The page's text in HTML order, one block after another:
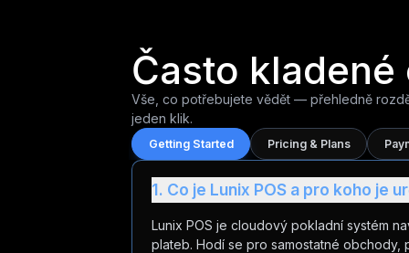
Více Poboček
Dostupné Pobočky
Limit Uživatelů
Terminál Osobně
Komentáře v Časové Ose
Často
Vše, co potřebujete vědět — přehledně
jeden klik.
Getting Started Pricing & Plans
1. Co je Lunix POS a pro koho je
Lunix POS je cloudový pokladní systém
plateb. Hodí se pro samostatné